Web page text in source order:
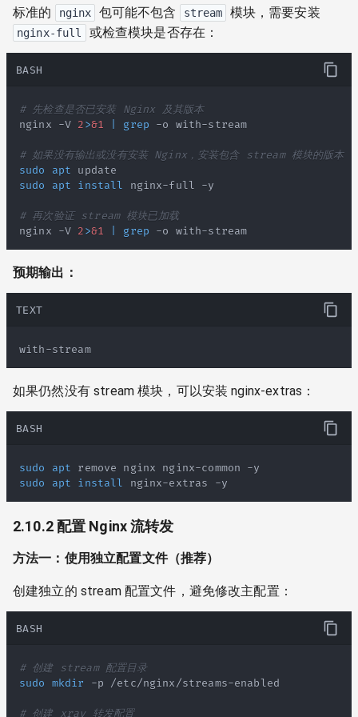
标准的 nginx 包可能不包含 stream 模块，需要安装
nginx-full 或检查模块是否存在：
BASH
# 先检查是否已安装 Nginx 及其版本
nginx -V 2>&1 grep
# 如果没有输出或没有安装 Nginx，安装包含 stream 模块的版本
sudo
apt
sudo
apt install
# 再次验证 stream 模块已加载
nginx -V 2>&1 grep -o with-stream
预期输出：
TEXT
with-stream
如果仍然没有 stream 模块，可以安装 nginx-extras：
BASH
sudo apt
sudo
apt install nginx-extras -y
2.10.2 配置 Nginx 流转发
方法一：使用独立配置文件（推荐）
创建独立的 stream 配置文件，避免修改主配置：
BASH
# 创建 stream 配置目录
sudo
mkdir
# 创建 xray 转发配置